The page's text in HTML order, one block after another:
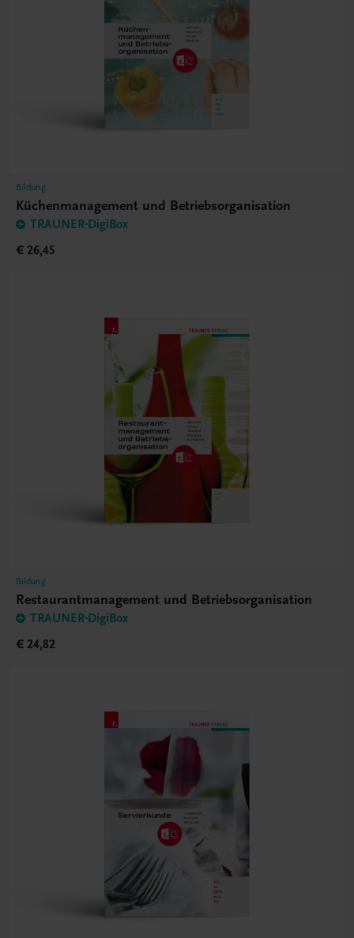
Bildung
Küchenmanagement und Betriebsorganisation
TRAUNER-DigiBox
€ 26,45
Bildung
Restaurantmanagement und Betriebsorganisation
TRAUNER-DigiBox
€ 24,82